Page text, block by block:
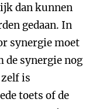
dan kunnen
gedaan. In
synergie moet
de synergie nog
is
toets of de